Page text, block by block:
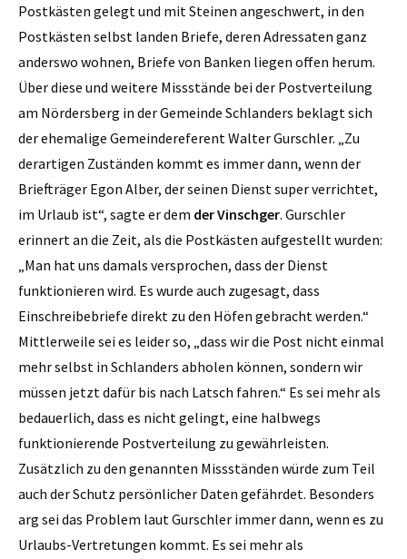
Postkästen gelegt und mit Steinen angeschwert, in den
Postkästen selbst landen Briefe, deren Adressaten ganz
anderswo wohnen, Briefe von Banken liegen offen herum.
Über diese und weitere Missstände bei der Postverteilung
am Nördersberg in der Gemeinde Schlanders beklagt sich
der ehemalige Gemeindereferent Walter Gurschler. „Zu
derartigen Zuständen kommt es immer dann, wenn der
Briefträger Egon Alber, der seinen Dienst super verrichtet,
im Urlaub ist“, sagte er dem der Vinschger. Gurschler
erinnert an die Zeit, als die Postkästen aufgestellt wurden:
„Man hat uns damals versprochen, dass der Dienst
funktionieren wird. Es wurde auch zugesagt, dass
Einschreibebriefe direkt zu den Höfen gebracht werden.“
Mittlerweile sei es leider so, „dass wir die Post nicht einmal
mehr selbst in Schlanders abholen können, sondern wir
müssen jetzt dafür bis nach Latsch fahren.“ Es sei mehr als
bedauerlich, dass es nicht gelingt, eine halbwegs
funktionierende Postverteilung zu gewährleisten.
Zusätzlich zu den genannten Missständen würde zum Teil
auch der Schutz persönlicher Daten gefährdet. Besonders
arg sei das Problem laut Gurschler immer dann, wenn es zu
Urlaubs-Vertretungen kommt. Es sei mehr als